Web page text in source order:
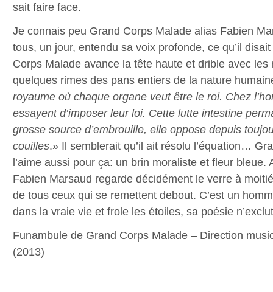
sait faire face.
Je connais peu Grand Corps Malade alias Fabien
tous, un jour, entendu sa voix profonde, ce qu’il
Corps Malade avance la tête haute et drible avec les
quelques rimes des pans entiers de la nature
royaume où chaque organe veut être le roi. Chez
essayent d’imposer leur loi. Cette lutte intestine
grosse source d’embrouille, elle oppose depuis
couilles.» Il semblerait qu’il ait résolu l’équation…
l’aime aussi pour ça: un brin moraliste et fleur bleue.
Fabien Marsaud regarde décidément le verre à
de tous ceux qui se remettent debout. C’est un
dans la vraie vie et frole les étoiles, sa poésie
Funambule de Grand Corps Malade – Direction
(2013)